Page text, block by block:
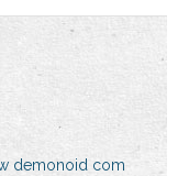
demonoid com